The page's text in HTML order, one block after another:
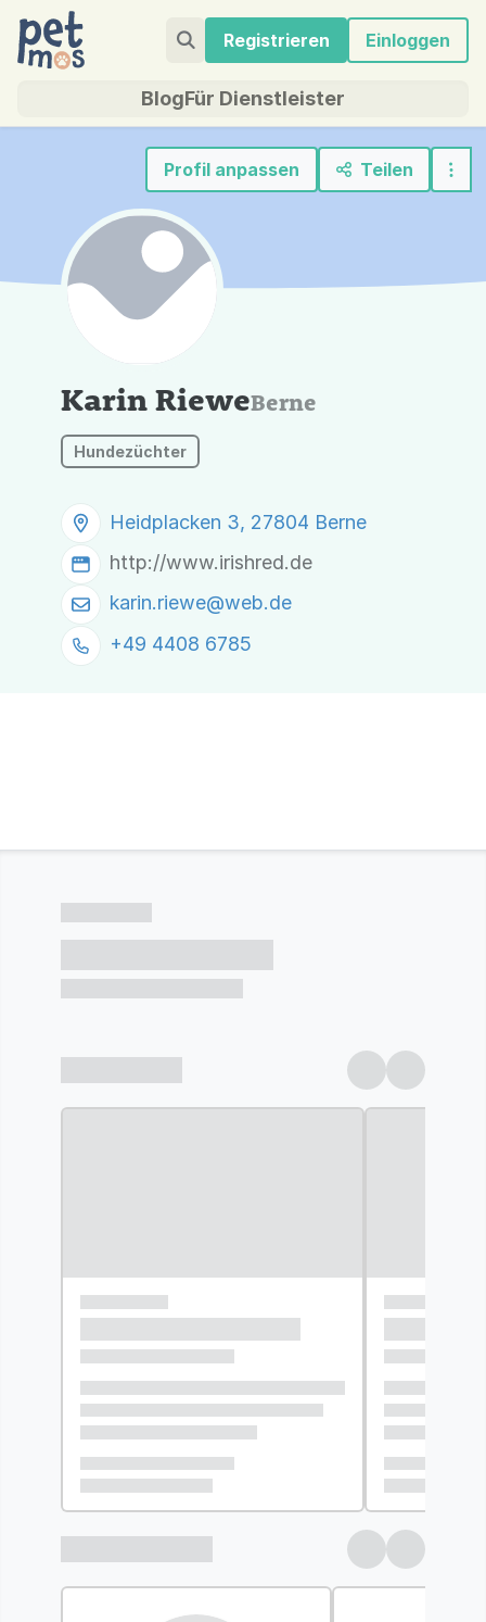
Registrieren Einloggen
BlogFür Dienstleister
Profil anpassen Teilen
Karin RieweBerne
Hundezüchter
Heidplacken 3, 27804 Berne
http://www.irishred.de
karin.riewe@web.de
+49 4408 6785